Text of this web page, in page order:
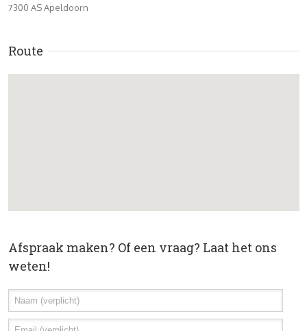
7300 AS Apeldoorn
Route
Afspraak maken? Of een vraag? Laat het ons
weten!